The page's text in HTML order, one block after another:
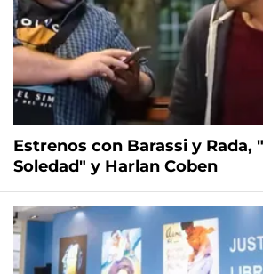
Estrenos con Barassi y Rada,
Soledad" y Harlan Coben